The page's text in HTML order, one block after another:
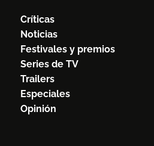
Críticas
Noticias
Festivales y premios
Series de TV
Trailers
Especiales
Opinión